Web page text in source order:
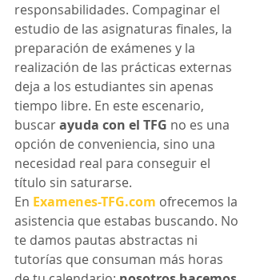
responsabilidades. Compaginar el
estudio de las asignaturas finales, la
preparación de exámenes y la
realización de las prácticas externas
deja a los estudiantes sin apenas
tiempo libre. En este escenario,
buscar ayuda con el TFG no es una
opción de conveniencia, sino una
necesidad real para conseguir el
título sin saturarse.
En Examenes-TFG.com ofrecemos la
asistencia que estabas buscando. No
te damos pautas abstractas ni
tutorías que consuman más horas